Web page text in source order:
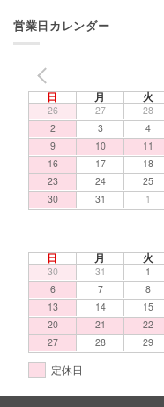
営業日カレンダー
日 月 火
26 27 28
2
3 4
9
10 11
16
17 18
23
24 25
30
31 1
日 月 火
30 31 1
6
7 8
13
14 15
20
21 22
27
28 29
定休日